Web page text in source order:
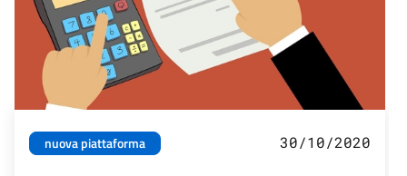
nuova piattaforma 30/10/2020